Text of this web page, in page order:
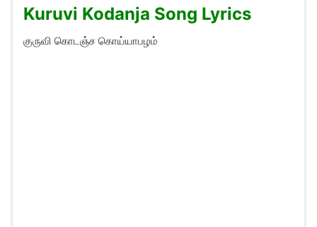
Kuruvi Kodanja Song Lyrics
குருவி கொடஞ்ச கொய்யாபழம்